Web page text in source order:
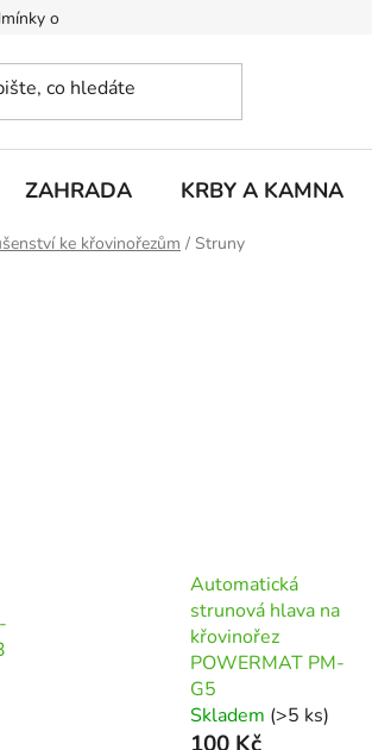
ochrany osobních údajů
ZAHRADA KRBY A KAMNA
ke křovinořezům / Struny
Automatická
strunová hlava na
křovinořez
POWERMAT PM-
G5
Skladem (>5 ks)
100 Kč